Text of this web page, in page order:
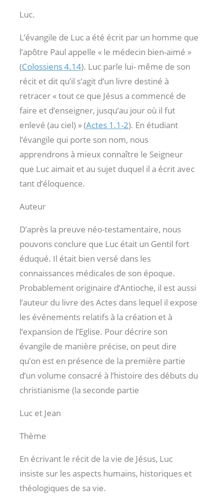
Luc.
L’évangile de Luc a été écrit par un homme que
l’apôtre Paul appelle « le médecin bien-aimé »
(Colossiens 4.14). Luc parle lui- même de son
récit et dit qu’il s’agit d’un livre destiné à
retracer « tout ce que Jésus a commencé de
faire et d’enseigner, jusqu’au jour où il fut
enlevé (au ciel) » (Actes 1.1-2). En étudiant
l’évangile qui porte son nom, nous
apprendrons à mieux connaître le Seigneur
que Luc aimait et au sujet duquel il a écrit avec
tant d’éloquence.
Auteur
D’après la preuve néo-testamentaire, nous
pouvons conclure que Luc était un Gentil fort
éduqué. Il était bien versé dans les
connaissances médicales de son époque.
Probablement originaire d’Antioche, il est aussi
l’auteur du livre des Actes dans lequel il expose
les événements relatifs à la création et à
l’expansion de l’Eglise. Pour décrire son
évangile de manière précise, on peut dire
qu’on est en présence de la première partie
d’un volume consacré à l’histoire des débuts du
christianisme (la seconde partie
Luc et Jean
Thème
En écrivant le récit de la vie de Jésus, Luc
insiste sur les aspects humains, historiques et
théologiques de sa vie.